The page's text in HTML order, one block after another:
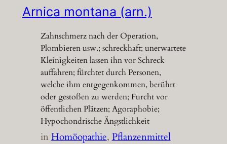
Arnica montana (arn.)
Zahnschmerz nach der Operation,
Plombieren usw.; schreckhaft; unerwartete
Kleinigkeiten lassen ihn vor Schreck
auffahren; fürchtet durch Personen,
welche ihm entgegenkommen, berührt
oder gestoßen zu werden; Furcht vor
öffentlichen Plätzen; Agoraphobie;
Hypochondrische Ängstlichkeit
inHomöopathie, Pflanzenmittel